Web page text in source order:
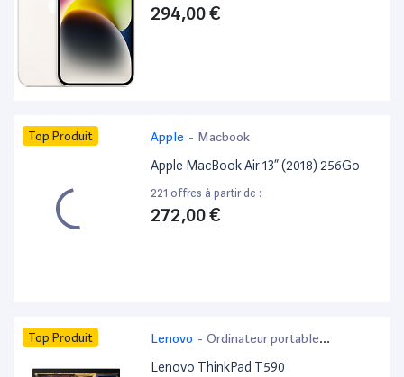
294,00 €
Top Produit Apple - Macbook
Apple MacBook Air 13” (2018) 256Go
221 offres à partir de :
272,00 €
Top Produit Lenovo - Ordinateur portable
bureautique
Lenovo ThinkPad T590